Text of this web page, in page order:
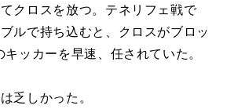
クロスを放つ。テネリフェ戦で
ルで持ち込むと、クロスがブロッ
ッカーを早速、任されていた。
乏しかった。